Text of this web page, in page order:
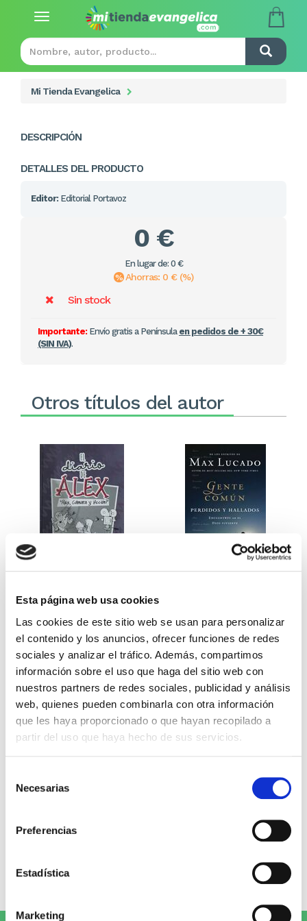
Esta página web usa cookies
Las cookies de este sitio web se usan para personalizar
el contenido y los anuncios, ofrecer funciones de redes
sociales y analizar el tráfico. Además, compartimos
información sobre el uso que haga del sitio web con
nuestros partners de redes sociales, publicidad y análisis
web, quienes pueden combinarla con otra información
que les haya proporcionado o que hayan recopilado a
partir del uso que haya hecho de sus servicios.
Necesarias
Preferencias
Estadística
Marketing
Toggle
Mi Tienda Evangelica
DESCRIPCIÓN
DETALLES DEL PRODUCTO
Editor: Editorial Portavoz
0 €
En lugar de: 0 €
Ahorras: 0 € (%)
Sin stock
Importante:Envío gratis a Península en pedidos de + 30€
(SIN IVA).
Otros títulos del autor
Miguel Ángel Gómez & Pedro
Garrido
9,99€ 0,50€ (5%)
9,49€
Stock:-
Comprar
Max Lucado
15,20€
Comprar
Escribe tu opinión